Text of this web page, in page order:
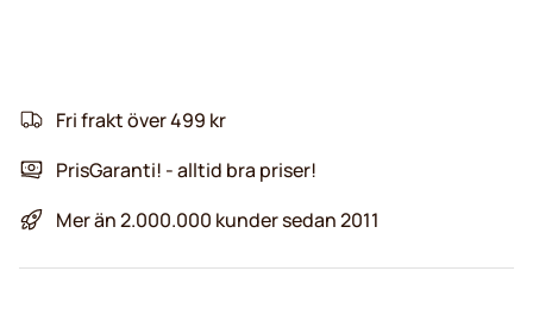
Fri frakt över 499 kr
PrisGaranti! - alltid bra priser!
Mer än 2.000.000 kunder sedan 2011